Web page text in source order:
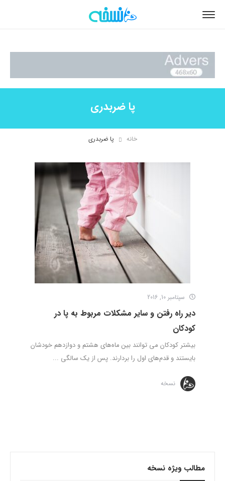
پا ضربدری
خانه پا ضربدری
سپتامبر 10, 2016
دیر راه رفتن و سایر مشکلات مربوط به پا در
کودکان
بیشتر کودکان می‌ توانند بین ماه‌های هشتم و دوازدهم خودشان
بایستند و قدم‌های اول را بردارند. پس از یک سالگی ...
نسخه
مطالب ویژه نسخه